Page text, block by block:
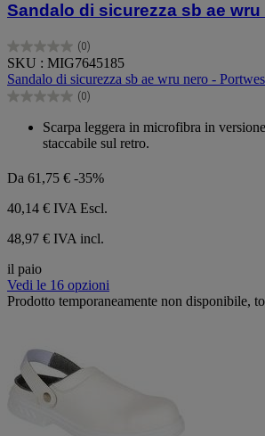
Sandalo di sicurezza sb ae
(0)
0.0
su
5
stelle.
SKU : MIG7645185
Sandalo di sicurezza sb ae wru nero -
(0)
0.0
Scarpa leggera in microfibra in
staccabile sul retro.
Da 61,75 € -35%
40,14 € IVA Escl.
48,97 € IVA incl.
il paio
Vedi le 16 opzioni
Prodotto temporaneamente non disponibile,